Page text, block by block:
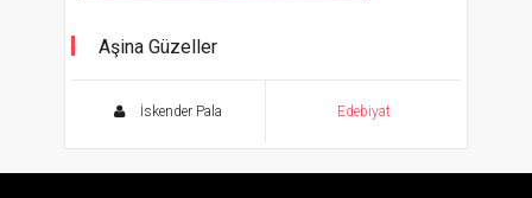
Aşina Güzeller
İskender Pala Edebiyat